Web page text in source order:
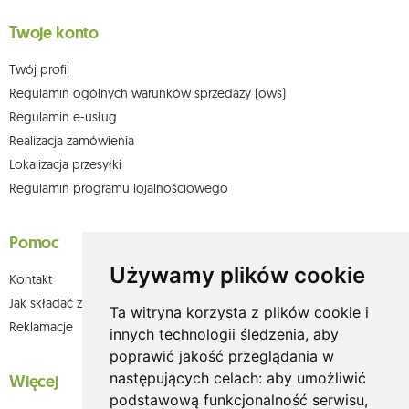
Używamy plików cookie
Ta witryna korzysta z plików cookie i
innych technologii śledzenia, aby
poprawić jakość przeglądania w
następujących celach: aby umożliwić
podstawową funkcjonalność serwisu,
Twoje konto
Twój profil
Regulamin ogólnych warunków sprzedaży (ows)
Regulamin e-usług
Realizacja zamówienia
Lokalizacja przesyłki
Regulamin programu lojalnościowego
Pomoc
Kontakt
Jak składać zamówienia w sklepie olium.pl?
Reklamacje
Więcej